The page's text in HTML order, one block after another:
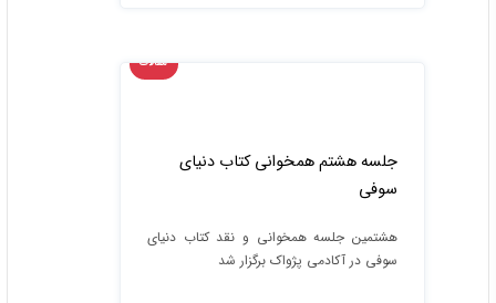
مقالات
جلسه هشتم همخوانی کتاب دنیای
سوفی
هشتمین جلسه همخوانی و نقد کتاب دنیای
سوفی در آکادمی پژواک برگزار شد